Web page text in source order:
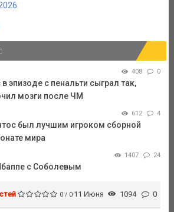
408 0
эпизоде с пенальти сыграл так,
мозги после ЧМ
612 4
был лучшим игроком сборной
мира
1407 24
с Соболевым
0 / 0 11 Июня 1094 0